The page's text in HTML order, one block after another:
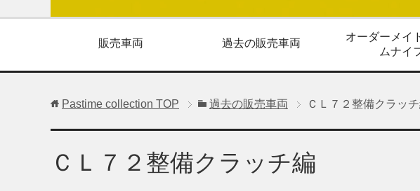
販売車両 過去の販売車両
オーダーメイ
ムナイ
Pastime collection TOP 過去の販売車両 ＣＬ７２整備クラッ
ＣＬ７２整備クラッチ編